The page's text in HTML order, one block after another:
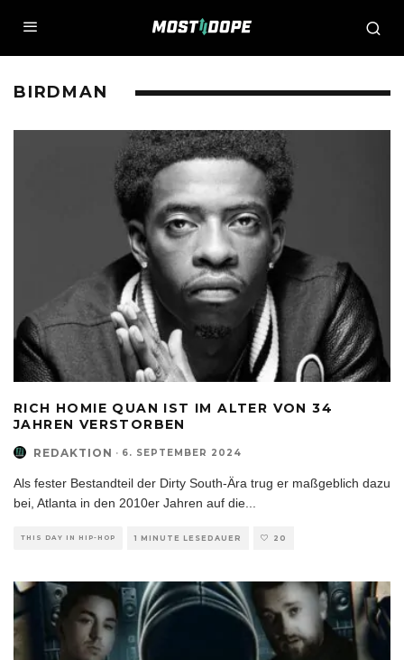
BIRDMAN
RICH HOMIE QUAN IST IM ALTER VON 34
JAHREN VERSTORBEN
REDAKTION · 6. SEPTEMBER 2024
Als fester Bestandteil der Dirty South-Ära trug er maßgeblich dazu
bei, Atlanta in den 2010er Jahren auf die
THIS DAY IN HIP-HOP 1 MINUTE LESEDAUER 20